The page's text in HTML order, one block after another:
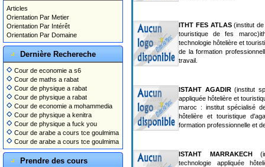
Articles
Orientation Par Metier
Orientation Par Intérêt
Orientation Par Domaine
Dernière Rechereche
Cour de economie a s6
Cour de maths a rabat
Cour de physique a rabat
Cour de physique a rabat
Cour de economie a mohammedia
Cour de physique a kenitra
Cour de physique a fuck you
Cour de arabe a cours tce goulmima
Cour de arabe a cours tce goulmima
Prendre des cours
ITHT FES ATLAS(institut de
touristique de fes
technologie hôtelière et
de la formation
travail.
ISTAHT AGADIR(institut
appliquée hôtelière et
maroc : institut spécialisé
hôtelière et touristique
formation professionnelle et
ISTAHT MARRAKECH
technologie appliquée